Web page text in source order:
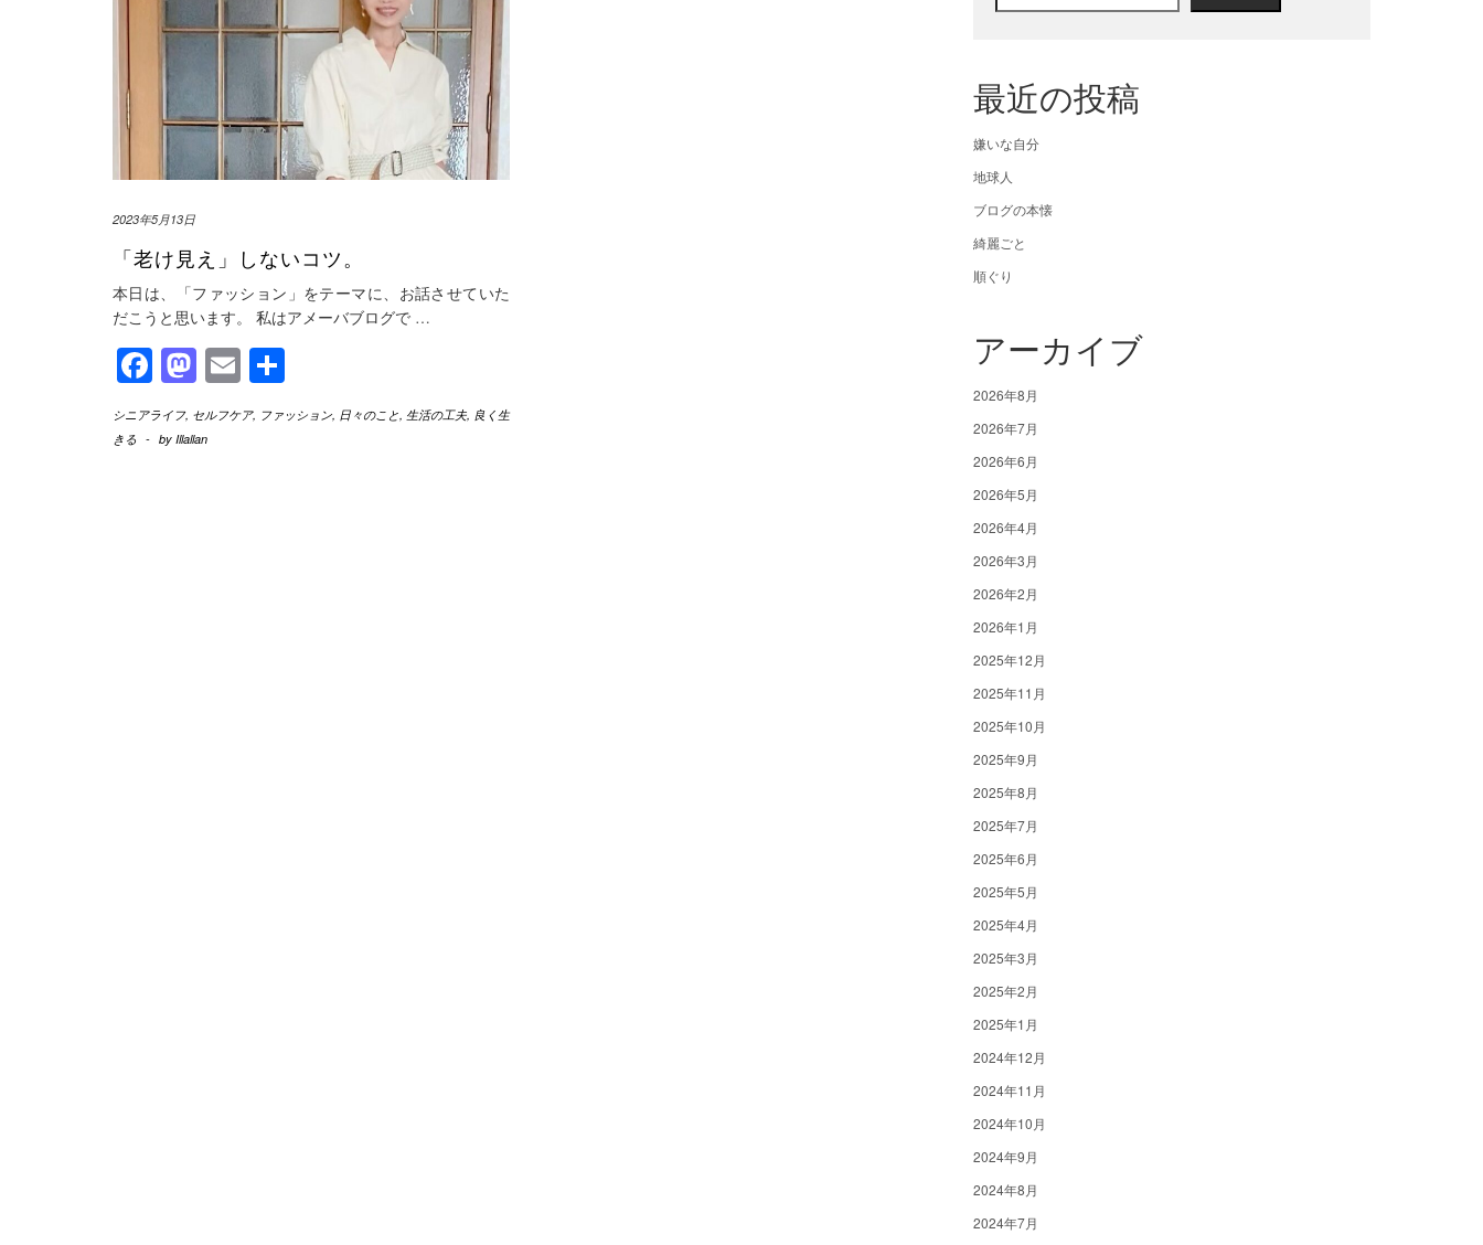
2023年5月13日
「老け見え」しないコツ。
本日は、「ファッション」をテーマに、お話させていた
だこうと思います。 私はアメーバブログで …
Facebook
Mastodon
Email
有
シニアライフ, セルフケア, ファッション, 日々のこと, 生活の工夫, 良く生
きる - by Illallan
最近の投稿
嫌いな自分
地球人
ブログの本懐
綺麗ごと
順ぐり
アーカイブ
2026年8月
2026年7月
2026年6月
2026年5月
2026年4月
2026年3月
2026年2月
2026年1月
2025年12月
2025年11月
2025年10月
2025年9月
2025年8月
2025年7月
2025年6月
2025年5月
2025年4月
2025年3月
2025年2月
2025年1月
2024年12月
2024年11月
2024年10月
2024年9月
2024年8月
2024年7月